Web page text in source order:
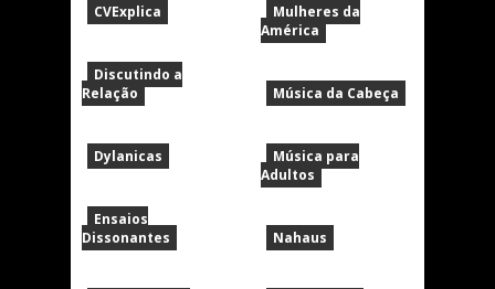
CVExplica
Discutindo a
Relação
Dylanicas
Ensaios
Dissonantes
Mulheres da
América
Música da Cabeça
Música para
Adultos
Nahaus